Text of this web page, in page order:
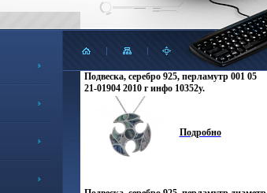
Подвеска, серебро 925, перламутр 001 05
21-01904 2010 г инфо 10352y.
Подробно